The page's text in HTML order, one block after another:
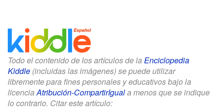
Todo el contenido de los artículos de la Enciclopedia
Kiddle (incluidas las imágenes) se puede utilizar
libremente para fines personales y educativos bajo la
licenciaAtribución-CompartirIguala menos que se indique
lo contrario. Citar este artículo: